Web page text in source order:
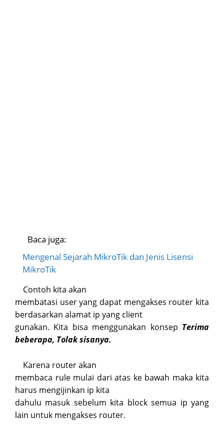
Baca juga:
Mengenal Sejarah MikroTik dan Jenis Lisensi
MikroTik
Contoh kita akan
membatasi user yang dapat mengakses router kita
berdasarkan alamat ip yang client
gunakan. Kita bisa menggunakan konsep Terima
beberapa, Tolak sisanya.
Karena router akan
membaca rule mulai dari atas ke bawah maka kita
harus mengijinkan ip kita
dahulu masuk sebelum kita block semua ip yang
lain untuk mengakses router.